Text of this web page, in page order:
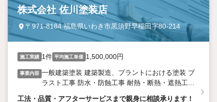
株式会社 佐川塗装店
〒971-8184 福島県いわき市黒須野早稲田字80-214
施工実績 1件 平均施工単価 1,500,000円
事業内容 一般建築塗装 建築製造、プラントにおける塗装 ブ
ラスト工事 防水・防蝕工事 耐熱・断熱・遮熱工事
工法・品質・アフターサービスまで親身に相談承ります！